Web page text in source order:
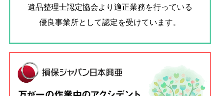
遺品整理士認定協会より適正業務を行っている
優良事業所として認定を受けています。